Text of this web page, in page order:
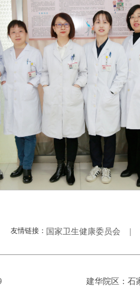
友情链接： 国家卫生健康委员会 |
建华院区：石